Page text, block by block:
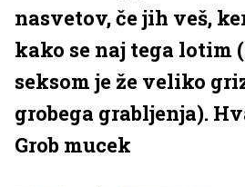
nasvetov, če jih veš,
kako se naj tega lotim
seksom je že veliko
grobega grabljenja).
Grob mucek